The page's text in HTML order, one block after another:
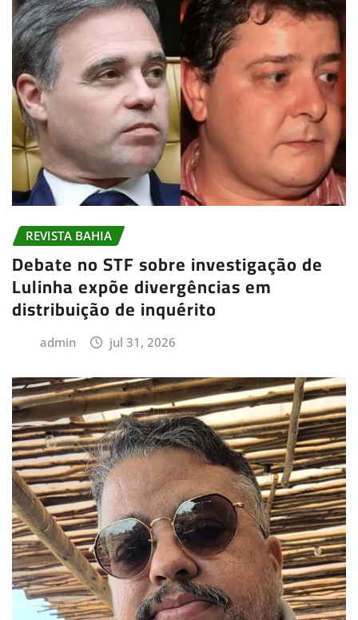
REVISTA BAHIA
Debate no STF sobre investigação de
Lulinha expõe divergências em
distribuição de inquérito
admin jul 31, 2026